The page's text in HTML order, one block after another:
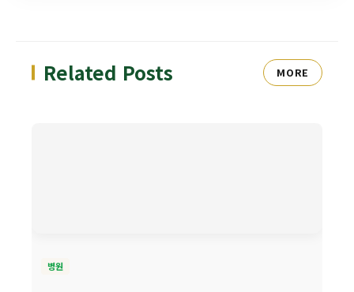
Related Posts MORE
병원